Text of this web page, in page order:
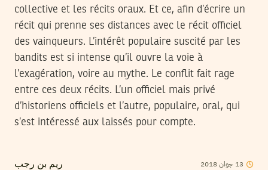
collective et les récits oraux. Et ce, afin d’écrire un
récit qui prenne ses distances avec le récit officiel
des vainqueurs. L’intérêt populaire suscité par les
bandits est si intense qu’il ouvre la voie à
l’exagération, voire au mythe. Le conflit fait rage
entre ces deux récits. L’un officiel mais privé
d’historiens officiels et l’autre, populaire, oral, qui
s’est intéressé aux laissés pour compte.
ريم بن رجب 13 جوان2018